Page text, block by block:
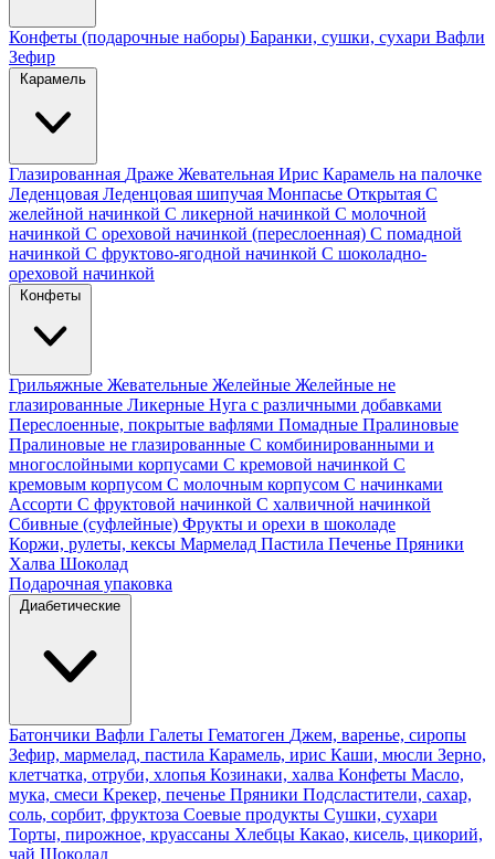
Конфеты (подарочные наборы) Баранки, сушки, сухари Вафли
Зефир
Карамель
Глазированная Драже Жевательная Ирис Карамель на палочке
Леденцовая Леденцовая шипучая Монпасье Открытая С
желейной начинкой С ликерной начинкой С молочной
начинкой С ореховой начинкой (переслоенная) С помадной
начинкой С фруктово-ягодной начинкой С шоколадно-
ореховой начинкой
Конфеты
Грильяжные Жевательные Желейные Желейные не
глазированные Ликерные Нуга с различными добавками
Переслоенные, покрытые вафлями Помадные Пралиновые
Пралиновые не глазированные С комбинированными и
многослойными корпусами С кремовой начинкой С
кремовым корпусом С молочным корпусом С начинками
Ассорти С фруктовой начинкой С халвичной начинкой
Сбивные (суфлейные) Фрукты и орехи в шоколаде
Коржи, рулеты, кексы Мармелад Пастила Печенье Пряники
Халва Шоколад
Подарочная упаковка
Диабетические
Батончики Вафли Галеты Гематоген Джем, варенье, сиропы
Зефир, мармелад, пастила Карамель, ирис Каши, мюсли Зерно,
клетчатка, отруби, хлопья Козинаки, халва Конфеты Масло,
мука, смеси Крекер, печенье Пряники Подсластители, сахар,
соль, сорбит, фруктоза Соевые продукты Сушки, сухари
Торты, пирожное, круассаны Хлебцы Какао, кисель, цикорий,
чай Шоколад